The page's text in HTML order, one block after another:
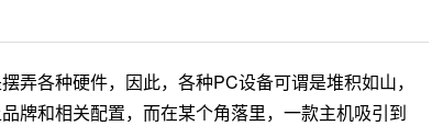
弄各种硬件，因此，各种PC设备可谓是堆积如山，
牌和相关配置，而在某个角落里，一款主机吸引到